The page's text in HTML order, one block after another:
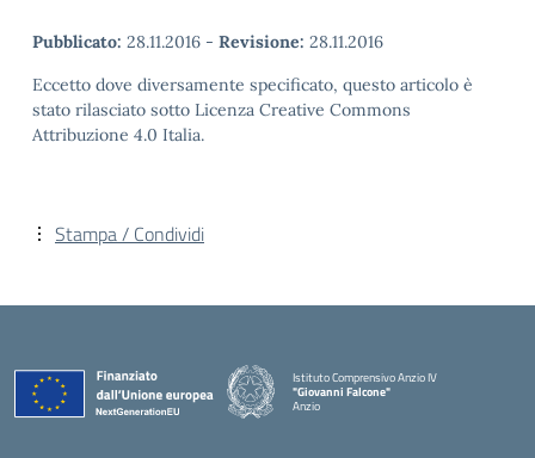
Pubblicato: 28.11.2016 - Revisione: 28.11.2016
Eccetto dove diversamente specificato, questo articolo è
stato rilasciato sotto Licenza Creative Commons
Attribuzione 4.0 Italia.
Stampa / Condividi
Istituto Comprensivo Anzio IV
"Giovanni Falcone"
Anzio